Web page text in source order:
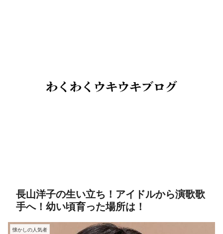
長山洋子の生い立ち！アイドルから演歌歌
手へ！幼い頃育った場所は！
懐かしの人気者